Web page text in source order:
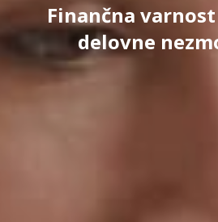
Finančna
delovne